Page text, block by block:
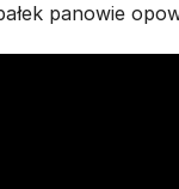
panowie